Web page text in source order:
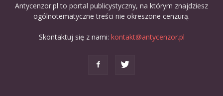
Antycenzor.pl to portal publicystyczny, na którym znajdziesz
ogólnotematyczne treści nie okreszone cenzurą.
Skontaktuj się z nami: kontakt@antycenzor.pl